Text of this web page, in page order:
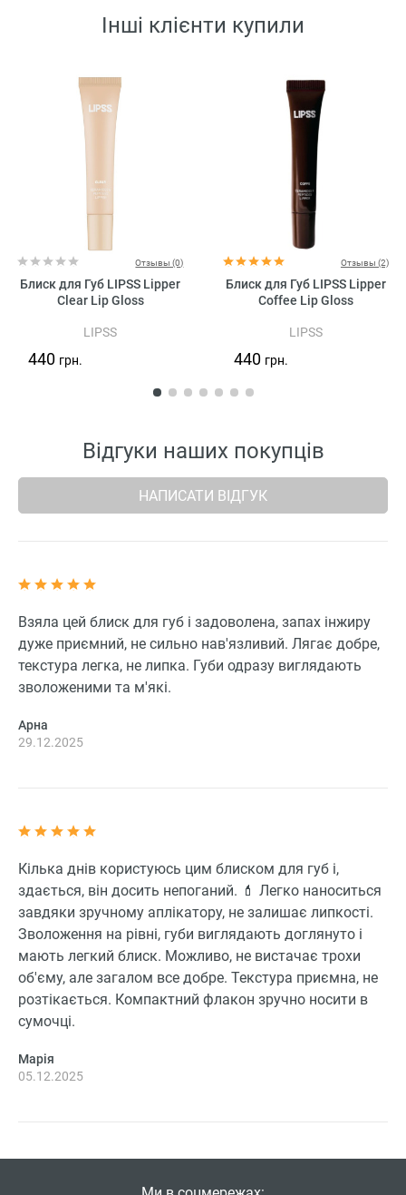
Інші клієнти купили
Отзывы (0)
Блиск для Губ LIPSS Lipper
Clear Lip Gloss
LIPSS
440 грн.
Отзывы (2)
Блиск для Губ LIPSS Lipper
Coffee Lip Gloss
LIPSS
440 грн.
Відгуки наших покупців
НАПИСАТИ ВІДГУК
Взяла цей блиск для губ і задоволена, запах інжиру
дуже приємний, не сильно нав'язливий. Лягає добре,
текстура легка, не липка. Губи одразу виглядають
зволоженими та м'які.
Арна
29.12.2025
Кілька днів користуюсь цим блиском для губ і,
здається, він досить непоганий. 💄 Легко наноситься
завдяки зручному аплікатору, не залишає липкості.
Зволоження на рівні, губи виглядають доглянуто і
мають легкий блиск. Можливо, не вистачає трохи
об'єму, але загалом все добре. Текстура приємна, не
розтікається. Компактний флакон зручно носити в
сумочці.
Марія
05.12.2025